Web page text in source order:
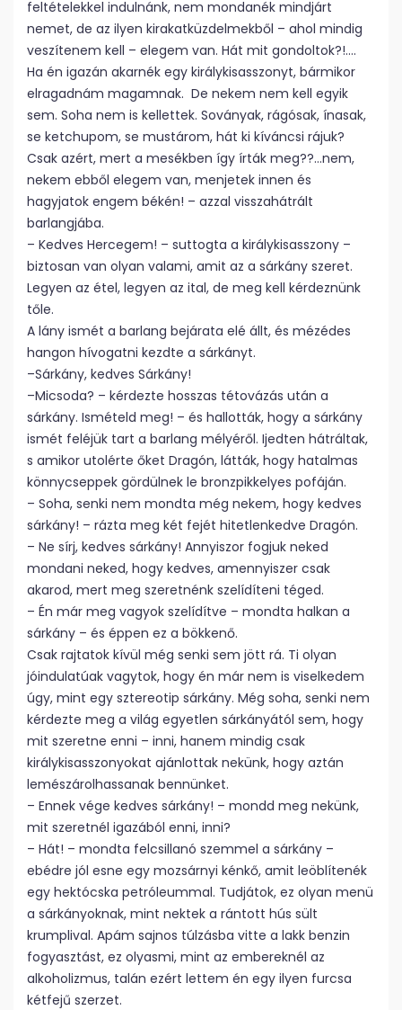
feltételekkel indulnánk, nem mondanék mindjárt
nemet, de az ilyen kirakatküzdelmekből – ahol mindig
veszítenem kell – elegem van. Hát mit gondoltok?!….
Ha én igazán akarnék egy királykisasszonyt, bármikor
elragadnám magamnak. De nekem nem kell egyik
sem. Soha nem is kellettek. Soványak, rágósak, ínasak,
se ketchupom, se mustárom, hát ki kíváncsi rájuk?
Csak azért, mert a mesékben így írták meg??…nem,
nekem ebből elegem van, menjetek innen és
hagyjatok engem békén! – azzal visszahátrált
barlangjába.
– Kedves Hercegem! – suttogta a királykisasszony –
biztosan van olyan valami, amit az a sárkány szeret.
Legyen az étel, legyen az ital, de meg kell kérdeznünk
tőle.
A lány ismét a barlang bejárata elé állt, és mézédes
hangon hívogatni kezdte a sárkányt.
–Sárkány, kedves Sárkány!
–Micsoda? – kérdezte hosszas tétovázás után a
sárkány. Ismételd meg! – és hallották, hogy a sárkány
ismét feléjük tart a barlang mélyéről. Ijedten hátráltak,
s amikor utolérte őket Dragón, látták, hogy hatalmas
könnycseppek gördülnek le bronzpikkelyes pofáján.
– Soha, senki nem mondta még nekem, hogy kedves
sárkány! – rázta meg két fejét hitetlenkedve Dragón.
– Ne sírj, kedves sárkány! Annyiszor fogjuk neked
mondani neked, hogy kedves, amennyiszer csak
akarod, mert meg szeretnénk szelídíteni téged.
– Én már meg vagyok szelídítve – mondta halkan a
sárkány – és éppen ez a bökkenő.
Csak rajtatok kívül még senki sem jött rá. Ti olyan
jóindulatúak vagytok, hogy én már nem is viselkedem
úgy, mint egy sztereotip sárkány. Még soha, senki nem
kérdezte meg a világ egyetlen sárkányától sem, hogy
mit szeretne enni – inni, hanem mindig csak
királykisasszonyokat ajánlottak nekünk, hogy aztán
lemészárolhassanak bennünket.
– Ennek vége kedves sárkány! – mondd meg nekünk,
mit szeretnél igazából enni, inni?
– Hát! – mondta felcsillanó szemmel a sárkány –
ebédre jól esne egy mozsárnyi kénkő, amit leöblítenék
egy hektócska petróleummal. Tudjátok, ez olyan menü
a sárkányoknak, mint nektek a rántott hús sült
krumplival. Apám sajnos túlzásba vitte a lakk benzin
fogyasztást, ez olyasmi, mint az embereknél az
alkoholizmus, talán ezért lettem én egy ilyen furcsa
kétfejű szerzet.